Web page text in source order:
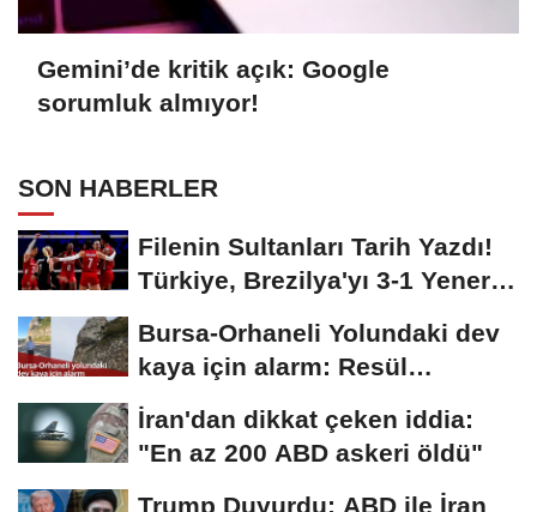
Gemini’de kritik açık: Google
sorumluk almıyor!
SON HABERLER
Filenin Sultanları Tarih Yazdı!
Türkiye, Brezilya'yı 3-1 Yenerek
Bursa-Orhaneli Yolundaki dev
kaya için alarm: Resül
Kaplan'dan yetkililere...
İran'dan dikkat çeken iddia:
"En az 200 ABD askeri öldü"
Trump Duyurdu: ABD ile İran